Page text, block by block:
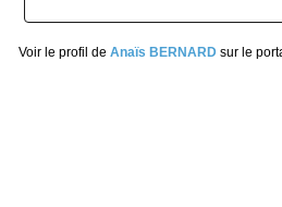
Voir le profil de Anaïs BERNARDsur le